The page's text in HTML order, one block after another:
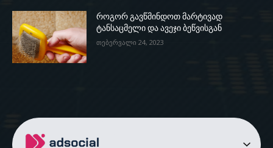
როგორ გავწმინდოთ მარტივად
ტანსაცმელი და ავეჯი ბეწვისგან
თებერვალი 24, 2023